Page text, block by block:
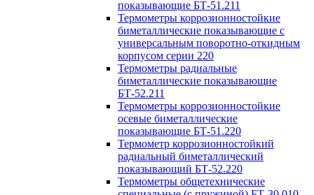
показывающие БТ-51.211
Термометры коррозионностойкие
биметаллические показывающие с
универсальным поворотно-откидным
корпусом серии 220
Термометры радиальные
биметаллические показывающие
БТ-52.211
Термометры коррозионностойкие
осевые биметаллические
показывающие БТ-51.220
Термометр коррозионностойкий
радиальный биметаллический
показывающий БТ-52.220
Термометры общетехнические